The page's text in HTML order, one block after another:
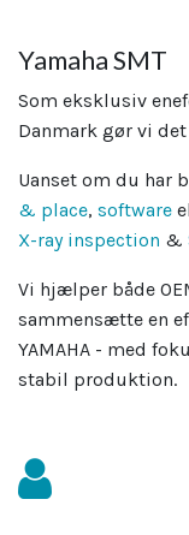
Yamaha SMT
Som eksklusiv
Danmark gør vi
Uanset om du har
& place, software
X-ray inspection &
Vi hjælper både
sammensætte en
YAMAHA - med
stabil produktion.